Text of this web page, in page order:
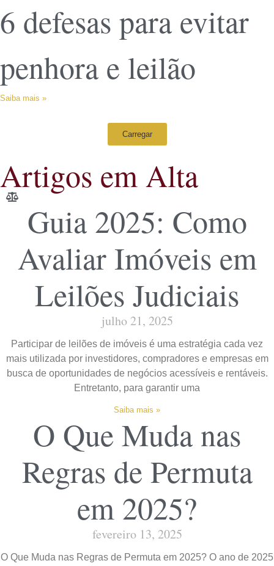
6 defesas para evitar
penhora e leilão
Saiba mais »
Carregar
Artigos em Alta
Guia 2025: Como
Avaliar Imóveis em
Leilões Judiciais
julho 21, 2025
Participar de leilões de imóveis é uma estratégia cada vez
mais utilizada por investidores, compradores e empresas em
busca de oportunidades de negócios acessíveis e rentáveis.
Entretanto, para garantir uma
Saiba mais »
O Que Muda nas
Regras de Permuta
em 2025?
fevereiro 13, 2025
O Que Muda nas Regras de Permuta em 2025? O ano de 2025